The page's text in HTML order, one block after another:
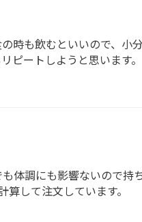
時も飲むといいので、小
ピートしようと思います。
体調にも影響ないので持
して注文しています。